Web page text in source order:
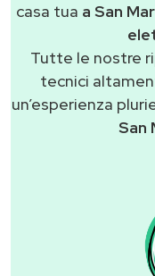
casa tua a San
Tutte le nostre
tecnici
un’esperienza
San